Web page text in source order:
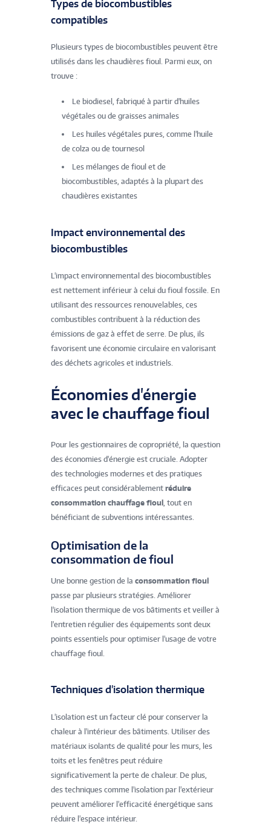
Types de biocombustibles
compatibles
Plusieurs types de biocombustibles peuvent être
utilisés dans les chaudières fioul. Parmi eux, on
trouve :
Le biodiesel, fabriqué à partir d'huiles
végétales ou de graisses animales
Les huiles végétales pures, comme l'huile
de colza ou de tournesol
Les mélanges de fioul et de
biocombustibles, adaptés à la plupart des
chaudières existantes
Impact environnemental des
biocombustibles
L'impact environnemental des biocombustibles
est nettement inférieur à celui du fioul fossile. En
utilisant des ressources renouvelables, ces
combustibles contribuent à la réduction des
émissions de gaz à effet de serre. De plus, ils
favorisent une économie circulaire en valorisant
des déchets agricoles et industriels.
Économies d'énergie
avec le chauffage fioul
Pour les gestionnaires de copropriété, la question
des économies d'énergie est cruciale. Adopter
des technologies modernes et des pratiques
efficaces peut considérablement réduire
consommation chauffage fioul , tout en
bénéficiant de subventions intéressantes.
Optimisation de la
consommation de fioul
Une bonne gestion de la consommation fioul
passe par plusieurs stratégies. Améliorer
l'isolation thermique de vos bâtiments et veiller à
l'entretien régulier des équipements sont deux
points essentiels pour optimiser l'usage de votre
chauffage fioul.
Techniques d'isolation thermique
L'isolation est un facteur clé pour conserver la
chaleur à l'intérieur des bâtiments. Utiliser des
matériaux isolants de qualité pour les murs, les
toits et les fenêtres peut réduire
significativement la perte de chaleur. De plus,
des techniques comme l'isolation par l'extérieur
peuvent améliorer l'efficacité énergétique sans
réduire l'espace intérieur.